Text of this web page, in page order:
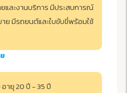
และงานบริการ มีประสบการณ์
ย มีรถยนต์และใบขับขี่พร้อมใช้
ายุ 20 ปี - 35 ปี